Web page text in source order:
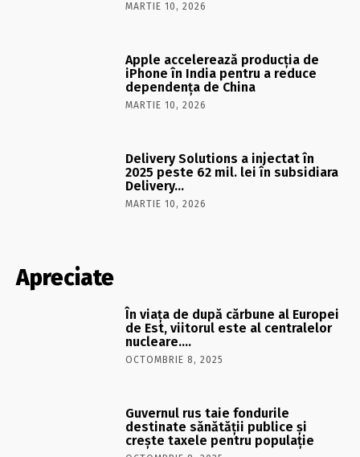
MARTIE 10, 2026
Apple accelerează producția de
iPhone în India pentru a reduce
dependența de China
MARTIE 10, 2026
Delivery Solutions a injectat în
2025 peste 62 mil. lei în subsidiara
Delivery…
MARTIE 10, 2026
Apreciate
În viaţa de după cărbune al Europei
de Est, viitorul este al centralelor
nucleare….
OCTOMBRIE 8, 2025
Guvernul rus taie fondurile
destinate sănătății publice și
crește taxele pentru populație